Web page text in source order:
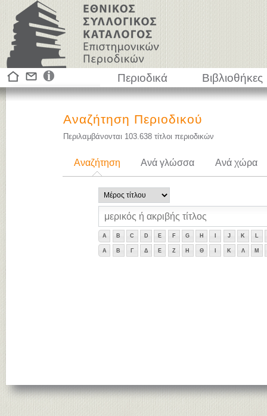
Περιοδικά Βιβλιοθήκες
Αναζήτηση Περιοδικού
Περιλαμβάνονται 103.638 τίτλοι περιοδικών
Αναζήτηση Ανά γλώσσα Ανά χώρα
A B C D E F G H J K L
Α Β Γ Δ Ε Ζ Η Θ Κ Λ Μ